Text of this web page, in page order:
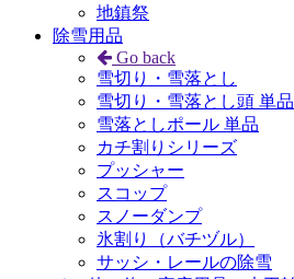
地鎮祭
除雪用品
Go back
雪切り・雪落とし
雪切り・雪落とし頭 単品
雪落としポール 単品
カチ割りシリーズ
プッシャー
スコップ
スノーダンプ
氷割り（バチヅル）
サッシ・レールの除雪